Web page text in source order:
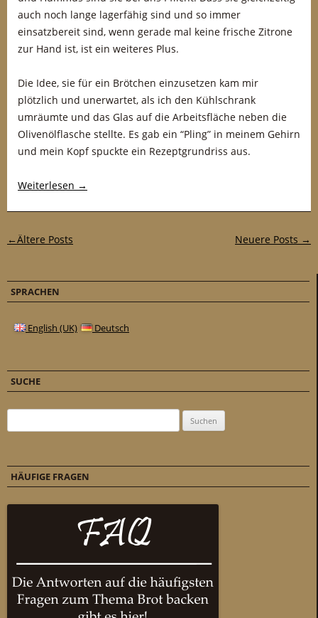
auch noch lange lagerfähig sind und so immer
einsatzbereit sind, wenn gerade mal keine frische Zitrone
zur Hand ist, ist ein weiteres Plus.
Die Idee, sie für ein Brötchen einzusetzen kam mir
plötzlich und unerwartet, als ich den Kühlschrank
umräumte und das Glas auf die Arbeitsfläche neben die
Olivenölflasche stellte. Es gab ein “Pling” in meinem Gehirn
und mein Kopf spuckte ein Rezeptgrundriss aus.
Weiterlesen →
Post-Navigation
←Ältere Posts Neuere Posts →
SPRACHEN
English (UK) Deutsch
SUCHE
HÄUFIGE FRAGEN